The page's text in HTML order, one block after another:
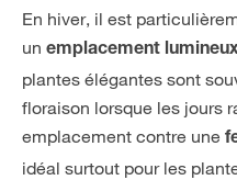
En hiver, il est
un emplacement
plantes élégantes sont
floraison lorsque les jours
emplacement contre une
idéal surtout pour les